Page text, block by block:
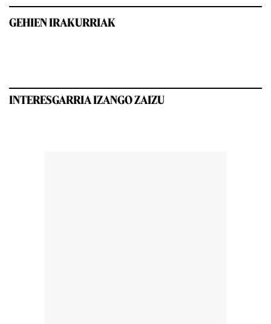
GEHIEN IRAKURRIAK
INTERESGARRIA IZANGO ZAIZU